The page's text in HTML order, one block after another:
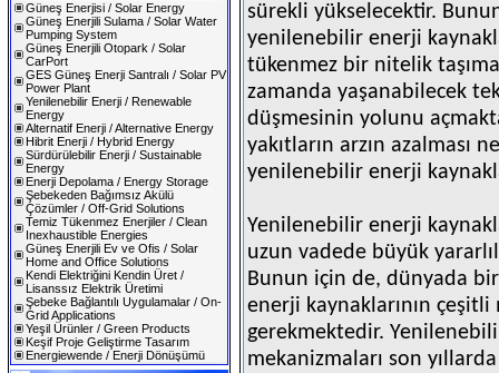
Güneş Enerjisi / Solar Energy
Güneş Enerjili Sulama / Solar Water
Pumping System
Güneş Enerjili Otopark / Solar
CarPort
GES Güneş Enerji Santralı / Solar PV
Power Plant
Yenilenebilir Enerji / Renewable
Energy
Alternatif Enerji / Alternative Energy
Hibrit Enerji / Hybrid Energy
Sürdürülebilir Enerji / Sustainable
Energy
Enerji Depolama / Energy Storage
Şebekeden Bağımsız Akülü
Çözümler / Off-Grid Solutions
Temiz Tükenmez Enerjiler / Clean
Inexhaustible Energies
Güneş Enerjili Ev ve Ofis / Solar
Home and Office Solutions
Kendi Elektriğini Kendin Üret /
Lisanssız Elektrik Üretimi
Şebeke Bağlantılı Uygulamalar / On-
Grid Applications
Yeşil Ürünler / Green Products
Keşif Proje Geliştirme Tasarım
Energiewende / Enerji Dönüşümü
sürekli yükselecektir.
yenilenebilir enerji
tükenmez bir nitelik
zamanda yaşanabilecek
düşmesinin yolunu
yakıtların arzın azalması
yenilenebilir enerji
Yenilenebilir enerji
uzun vadede büyük
Bunun için de, dünyada
enerji kaynaklarının
gerekmektedir.
mekanizmaları son